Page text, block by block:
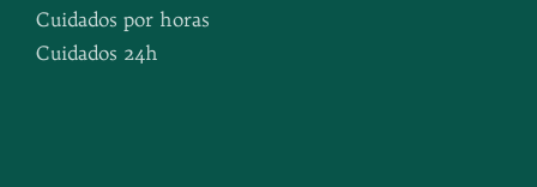
Cuidados por horas
Cuidados 24h